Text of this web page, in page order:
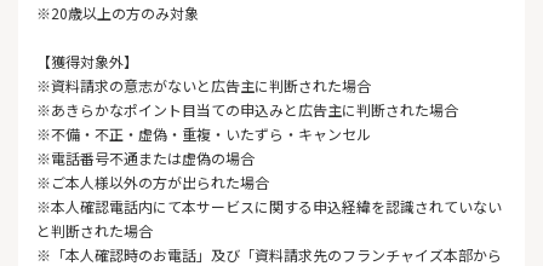
※20歳以上の方のみ対象
【獲得対象外】
※資料請求の意志がないと広告主に判断された場合
※あきらかなポイント目当ての申込みと広告主に判断された場合
※不備・不正・虚偽・重複・いたずら・キャンセル
※電話番号不通または虚偽の場合
※ご本人様以外の方が出られた場合
※本人確認電話内にて本サービスに関する申込経緯を認識されていない
と判断された場合
※「本人確認時のお電話」及び「資料請求先のフランチャイズ本部から